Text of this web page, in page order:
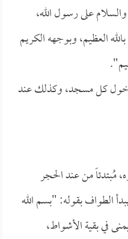
على رسول الله،
العظيم، وبوجهه الكريم
دخول كل مسجد، وكذلك عند
مُبتدئاً من عند الحجر
الطواف بقوله: "بسم الله
في بقية الأشواط،